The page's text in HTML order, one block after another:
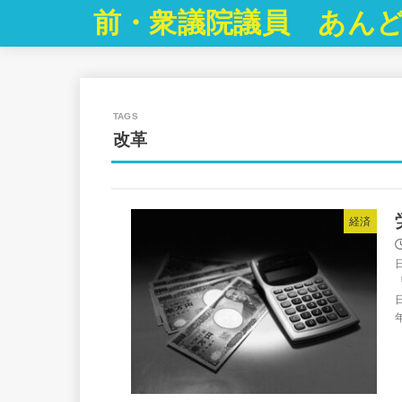
前・衆議院議員 あん
改革
経済